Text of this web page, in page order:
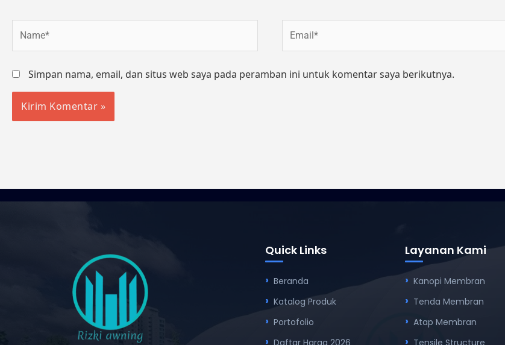
Simpan nama, email, dan situs web saya pada peramban ini untuk komentar saya berikutnya.
Quick Links
Beranda
Katalog Produk
Portofolio
Daftar Harga 2026
Layanan Kami
Kanopi Membran
Tenda Membran
Atap Membran
Tensile Structure